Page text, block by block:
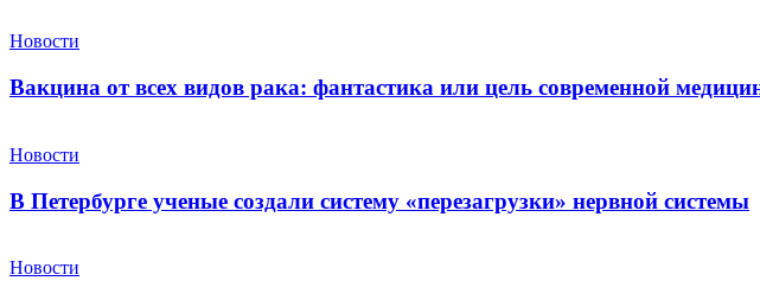
Новости
Вакцина от всех видов рака: фантастика или цель современной
Новости
В Петербурге ученые создали систему «перезагрузки» нервной системы
Новости